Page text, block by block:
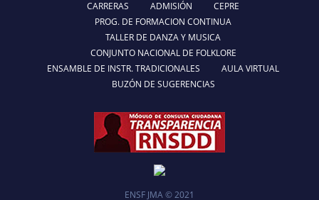
CARRERAS ADMISIÓN
CEPRE
PROG. DE FORMACION CONTINUA
TALLER DE DANZA Y MUSICA
CONJUNTO NACIONAL DE FOLKLORE
ENSAMBLE DE INSTR. TRADICIONALES
AULA VIRTUAL
BUZÓN DE SUGERENCIAS
ENSF JMA © 2021